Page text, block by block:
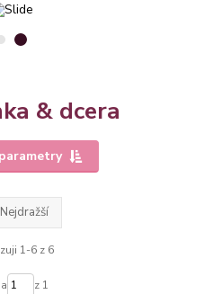
& dcera
Nejdražší
1-6 z 6
z 1